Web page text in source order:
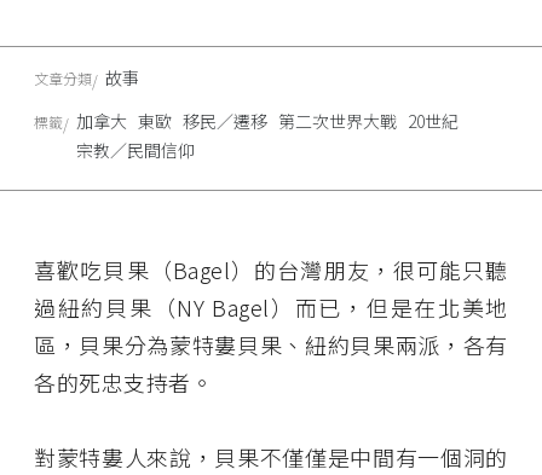
喜歡吃貝果（Bagel）的台灣朋友，很可能只聽
過紐約貝果（NY Bagel）而已，但是在北美地
區，貝果分為蒙特婁貝果、紐約貝果兩派，各有
各的死忠支持者。
對蒙特婁人來說，貝果不僅僅是中間有一個洞的
文章分類 故事
標籤 加拿大 東歐 移民／遷移 第二次世界大戰 20世紀
宗教／民間信仰